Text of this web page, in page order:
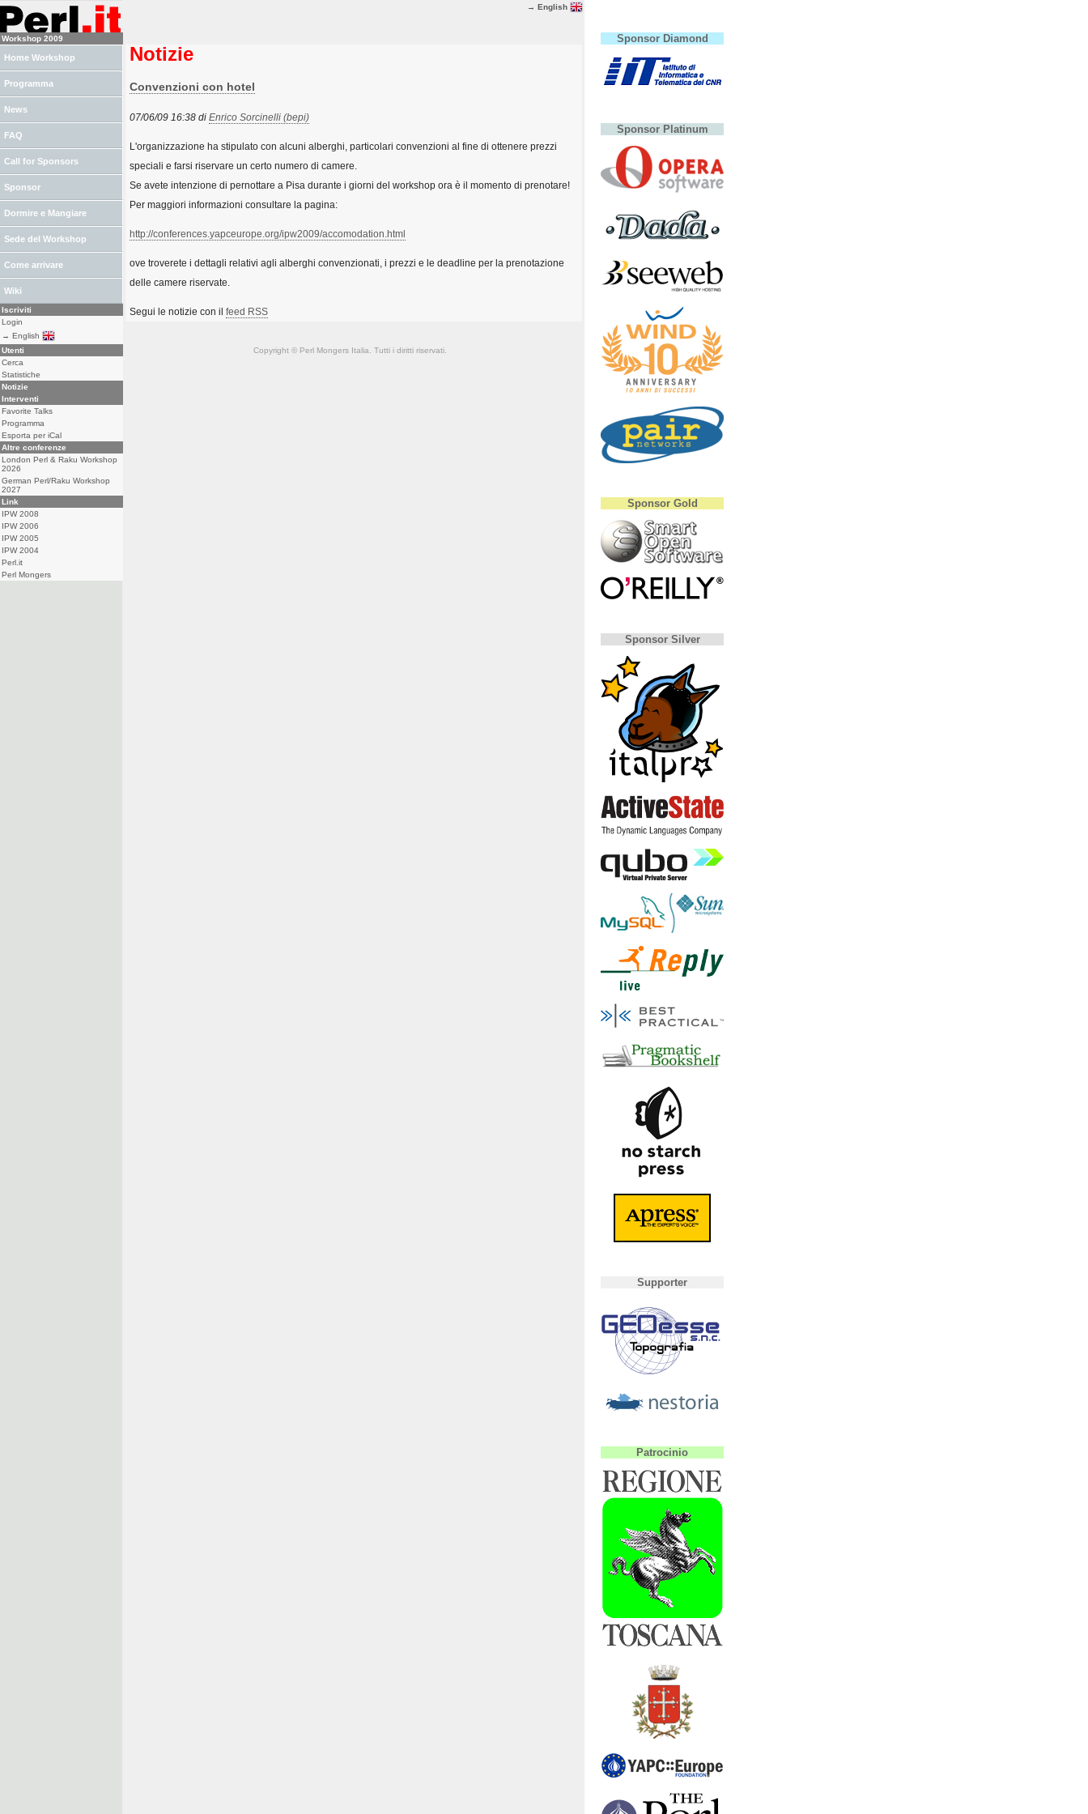
→ English
Notizie
Convenzioni con hotel
07/06/09 16:38 di Enrico Sorcinelli (‎bepi‎)
L'organizzazione ha stipulato con alcuni alberghi, particolari convenzioni al fine di ottenere prezzi
speciali e farsi riservare un certo numero di camere.
Se avete intenzione di pernottare a Pisa durante i giorni del workshop ora è il momento di prenotare!
Per maggiori informazioni consultare la pagina:
http://conferences.yapceurope.org/ipw2009/accomodation.html
ove troverete i dettagli relativi agli alberghi convenzionati, i prezzi e le deadline per la prenotazione
delle camere riservate.
Segui le notizie con il feed RSS
Copyright © Perl Mongers Italia. Tutti i diritti riservati.
Workshop 2009
Home Workshop
Programma
News
FAQ
Call for Sponsors
Sponsor
Dormire e Mangiare
Sede del Workshop
Come arrivare
Wiki
Iscriviti
Login
→ English
Utenti
Cerca
Statistiche
Notizie
Interventi
Favorite Talks
Programma
Esporta per iCal
Altre conferenze
London Perl & Raku Workshop
2026
German Perl/Raku Workshop
2027
Link
IPW 2008
IPW 2006
IPW 2005
IPW 2004
Perl.it
Perl Mongers
Sponsor Diamond
Sponsor Platinum
Sponsor Gold
Sponsor Silver
Supporter
Patrocinio